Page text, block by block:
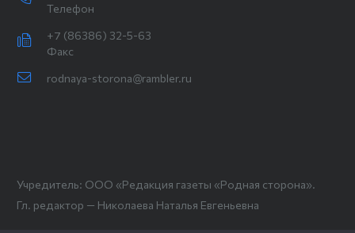
Телефон
+7 (86386) 32-5-63
Факс
rodnaya-storona@rambler.ru
Учредитель: ООО «Редакция газеты «Родная сторона».
Гл. редактор — Николаева Наталья Евгеньевна